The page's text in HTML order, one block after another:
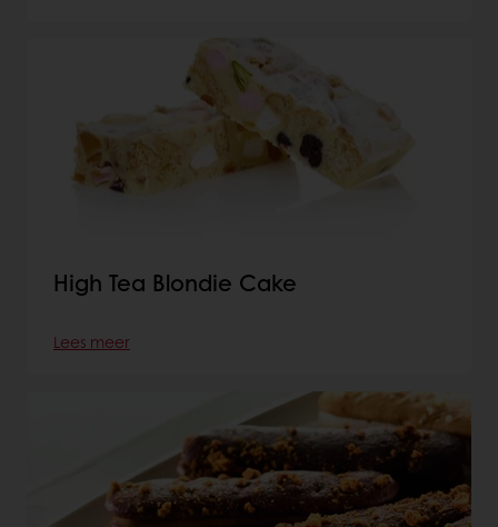
High Tea Blondie Cake
Lees meer